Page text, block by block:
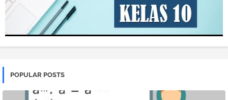
POPULAR POSTS